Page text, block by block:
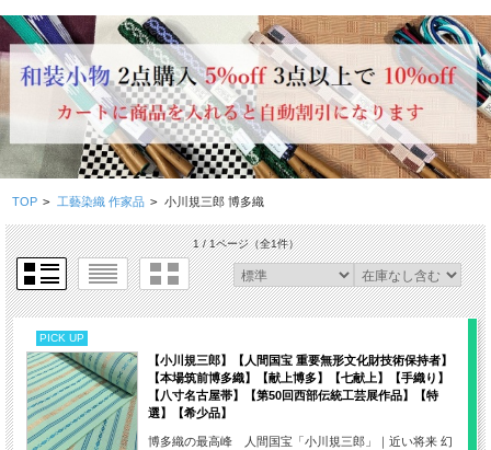
TOP > 工藝染織 作家品 > 小川規三郎 博多織
1 / 1ページ（全1件）
PICK UP
【小川規三郎】【人間国宝 重要無形文化財技術保持者】
【本場筑前博多織】【献上博多】【七献上】【手織り】
【八寸名古屋帯】【第50回西部伝統工芸展作品】【特
選】【希少品】
博多織の最高峰 人間国宝「小川規三郎」｜近い将来 幻